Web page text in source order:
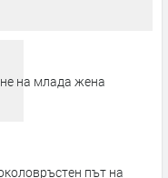
на млада жена
път на